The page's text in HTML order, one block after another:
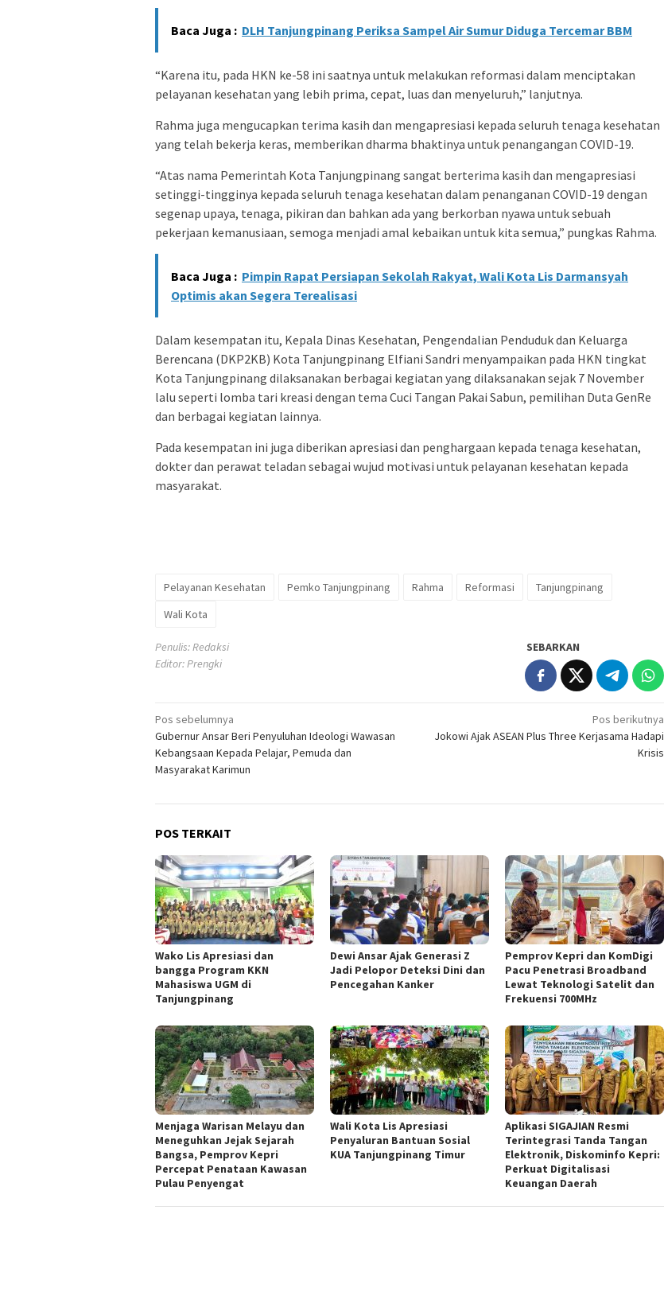
Baca Juga : DLH Tanjungpinang Periksa Sampel Air Sumur Diduga Tercemar BBM
“Karena itu, pada HKN ke-58 ini saatnya untuk melakukan reformasi dalam menciptakan
pelayanan kesehatan yang lebih prima, cepat, luas dan menyeluruh,” lanjutnya.
Rahma juga mengucapkan terima kasih dan mengapresiasi kepada seluruh tenaga kesehatan
yang telah bekerja keras, memberikan dharma bhaktinya untuk penangangan COVID-19.
“Atas nama Pemerintah Kota Tanjungpinang sangat berterima kasih dan mengapresiasi
setinggi-tingginya kepada seluruh tenaga kesehatan dalam penanganan COVID-19 dengan
segenap upaya, tenaga, pikiran dan bahkan ada yang berkorban nyawa untuk sebuah
pekerjaan kemanusiaan, semoga menjadi amal kebaikan untuk kita semua,” pungkas Rahma.
Baca Juga : Pimpin Rapat Persiapan Sekolah Rakyat, Wali Kota Lis Darmansyah
Optimis akan Segera Terealisasi
Dalam kesempatan itu, Kepala Dinas Kesehatan, Pengendalian Penduduk dan Keluarga
Berencana (DKP2KB) Kota Tanjungpinang Elfiani Sandri menyampaikan pada HKN tingkat
Kota Tanjungpinang dilaksanakan berbagai kegiatan yang dilaksanakan sejak 7 November
lalu seperti lomba tari kreasi dengan tema Cuci Tangan Pakai Sabun, pemilihan Duta GenRe
dan berbagai kegiatan lainnya.
Pada kesempatan ini juga diberikan apresiasi dan penghargaan kepada tenaga kesehatan,
dokter dan perawat teladan sebagai wujud motivasi untuk pelayanan kesehatan kepada
masyarakat.
Pelayanan Kesehatan Pemko Tanjungpinang Rahma Reformasi
Tanjungpinang
Wali Kota
Penulis: Redaksi
Editor: Prengki
SEBARKAN
Navigasi
pos
Pos sebelumnya
Gubernur Ansar Beri Penyuluhan Ideologi Wawasan
Kebangsaan Kepada Pelajar, Pemuda dan
Masyarakat Karimun
Pos berikutnya
Jokowi Ajak ASEAN Plus Three Kerjasama Hadapi
Krisis
POS TERKAIT
Wako Lis Apresiasi dan
bangga Program KKN
Mahasiswa UGM di
Tanjungpinang
Dewi Ansar Ajak Generasi Z
Jadi Pelopor Deteksi Dini dan
Pencegahan Kanker
Pemprov Kepri dan KomDigi
Pacu Penetrasi Broadband
Lewat Teknologi Satelit dan
Frekuensi 700MHz
Menjaga Warisan Melayu dan
Meneguhkan Jejak Sejarah
Bangsa, Pemprov Kepri
Percepat Penataan Kawasan
Pulau Penyengat
Wali Kota Lis Apresiasi
Penyaluran Bantuan Sosial
KUA Tanjungpinang Timur
Aplikasi SIGAJIAN Resmi
Terintegrasi Tanda Tangan
Elektronik, Diskominfo Kepri:
Perkuat Digitalisasi
Keuangan Daerah